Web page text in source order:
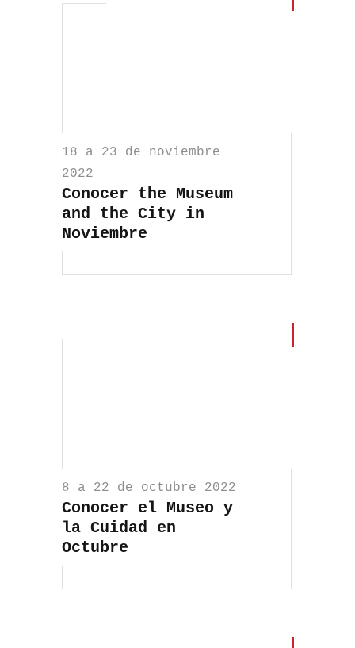
18 a 23 de noviembre
2022
Conocer the Museum
and the City in
Noviembre
8 a 22 de octubre 2022
Conocer el Museo y
la Cuidad en
Octubre